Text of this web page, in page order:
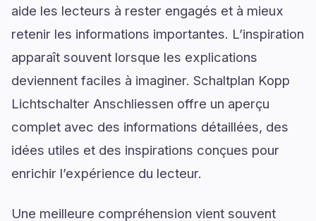
aide les lecteurs à rester engagés et à mieux
retenir les informations importantes. L’inspiration
apparaît souvent lorsque les explications
deviennent faciles à imaginer. Schaltplan Kopp
Lichtschalter Anschliessen offre un aperçu
complet avec des informations détaillées, des
idées utiles et des inspirations conçues pour
enrichir l’expérience du lecteur.
Une meilleure compréhension vient souvent